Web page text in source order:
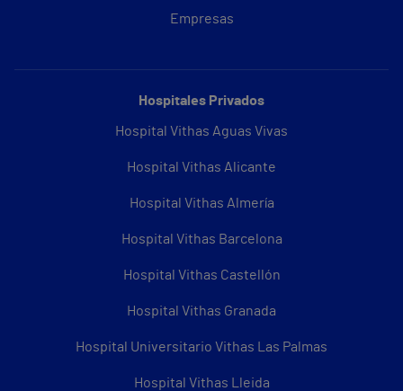
Empresas
Hospitales Privados
Hospital Vithas Aguas Vivas
Hospital Vithas Alicante
Hospital Vithas Almería
Hospital Vithas Barcelona
Hospital Vithas Castellón
Hospital Vithas Granada
Hospital Universitario Vithas Las Palmas
Hospital Vithas Lleida